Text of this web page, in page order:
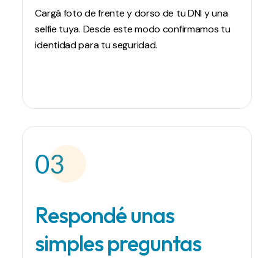
Cargá foto de frente y dorso de tu DNI y una
selfie tuya. Desde este modo confirmamos tu
identidad para tu seguridad.
03
Respondé unas
simples preguntas